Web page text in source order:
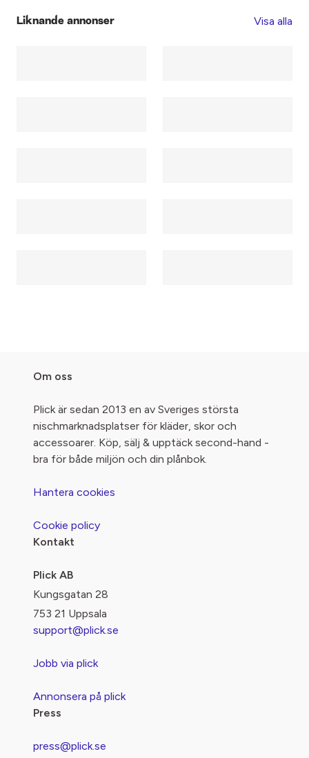
Liknande annonser Visa alla
Om oss
Plick är sedan 2013 en av Sveriges största
nischmarknadsplatser för kläder, skor och
accessoarer. Köp, sälj & upptäck second-hand -
bra för både miljön och din plånbok.
Hantera cookies
Cookie policy
Kontakt
Plick AB
Kungsgatan 28
753 21 Uppsala
support@plick.se
Jobb via plick
Annonsera på plick
Press
press@plick.se